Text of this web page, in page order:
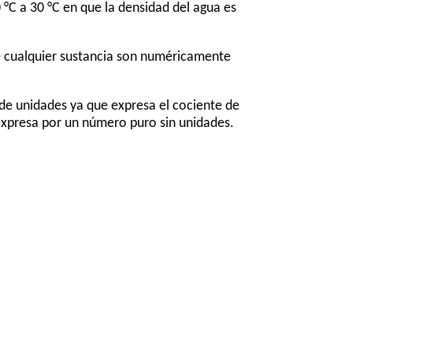
a 30 °C en que la densidad del agua es
sustancia son numéricamente
unidades ya que expresa el cociente de
por un número puro sin unidades.